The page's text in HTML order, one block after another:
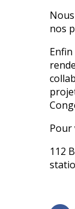
nos
Pour
112